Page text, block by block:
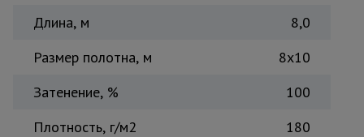
Длина, м
8,0
Размер полотна, м
8х10
Затенение, %
100
Плотность, г/м2
180